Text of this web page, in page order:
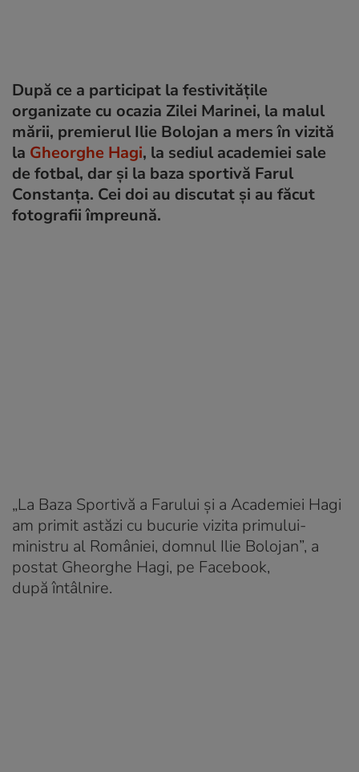
După ce a participat la festivitățile
organizate cu ocazia Zilei Marinei, la malul
mării, premierul Ilie Bolojan a mers în vizită
la Gheorghe Hagi, la sediul academiei sale
de fotbal, dar și la baza sportivă Farul
Constanța. Cei doi au discutat și au făcut
fotografii împreună.
„La Baza Sportivă a Farului și a Academiei Hagi
am primit astăzi cu bucurie vizita primului-
ministru al României, domnul Ilie Bolojan”, a
postat Gheorghe Hagi, pe Facebook,
după întâlnire.